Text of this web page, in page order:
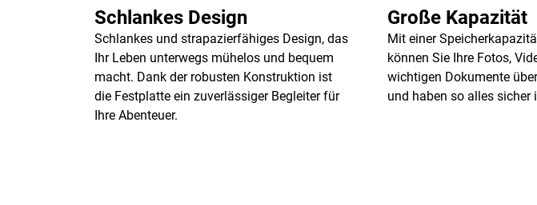
Schlankes Design
Schlankes und strapazierfähiges Design, das
Ihr Leben unterwegs mühelos und bequem
macht. Dank der robusten Konstruktion ist
die Festplatte ein zuverlässiger Begleiter für
Ihre Abenteuer.
Große Kapazität
Mit einer
können Sie Ihre Fotos,
wichtigen Dokumente
und haben so alles sicher